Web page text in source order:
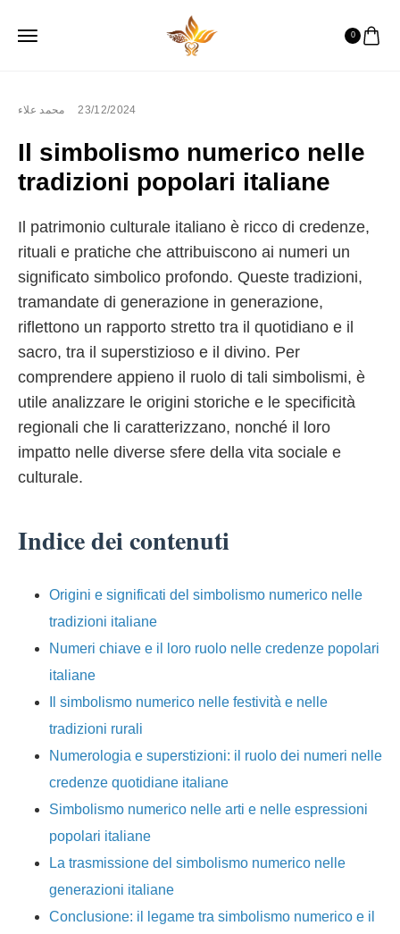
0
محمد علاء 23/12/2024
Il simbolismo numerico nelle
tradizioni popolari italiane
Il patrimonio culturale italiano è ricco di credenze,
rituali e pratiche che attribuiscono ai numeri un
significato simbolico profondo. Queste tradizioni,
tramandate di generazione in generazione,
riflettono un rapporto stretto tra il quotidiano e il
sacro, tra il superstizioso e il divino. Per
comprendere appieno il ruolo di tali simbolismi, è
utile analizzare le origini storiche e le specificità
regionali che li caratterizzano, nonché il loro
impatto nelle diverse sfere della vita sociale e
culturale.
Indice dei contenuti
Origini e significati del simbolismo numerico nelle
tradizioni italiane
Numeri chiave e il loro ruolo nelle credenze popolari
italiane
Il simbolismo numerico nelle festività e nelle
tradizioni rurali
Numerologia e superstizioni: il ruolo dei numeri nelle
credenze quotidiane italiane
Simbolismo numerico nelle arti e nelle espressioni
popolari italiane
La trasmissione del simbolismo numerico nelle
generazioni italiane
Conclusione: il legame tra simbolismo numerico e il